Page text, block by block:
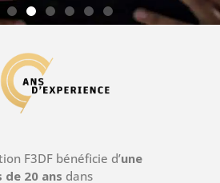
logiciels 3D,
client. F3DF est
Autodesk, et notre
vos usages 3D et la
licences.
F3DF bénéficie d’une
de 20 ans dans